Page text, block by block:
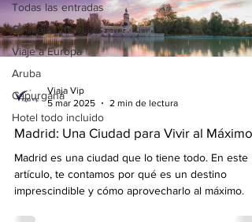
Todas las entradas
Consejos de viajes
Viaje a Europa
Aruba
Capurganá
Hotel todo incluido
Viaja Vip
5 mar 2025
2 min de lectura
Madrid: Una Ciudad para Vivir al Máximo
Madrid es una ciudad que lo tiene todo. En este
artículo, te contamos por qué es un destino
imprescindible y cómo aprovecharlo al máximo.